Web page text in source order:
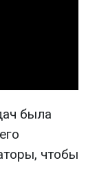
была
чтобы